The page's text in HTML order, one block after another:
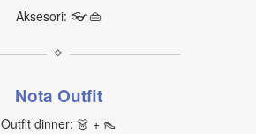
Aksesori: 👓 👜
✧
Nota Outfit
Outfit dinner: 👗 + 👠